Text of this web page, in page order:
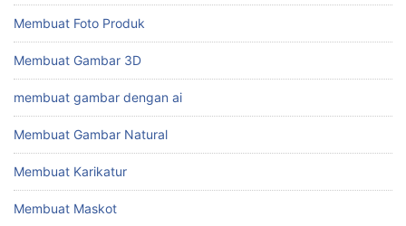
Membuat Foto Produk
Membuat Gambar 3D
membuat gambar dengan ai
Membuat Gambar Natural
Membuat Karikatur
Membuat Maskot